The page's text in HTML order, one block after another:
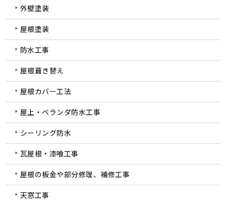
外壁塗装
屋根塗装
防水工事
屋根葺き替え
屋根カバー工法
屋上・ベランダ防水工事
シーリング防水
瓦屋根・漆喰工事
屋根の板金や部分修理、補修工事
天窓工事